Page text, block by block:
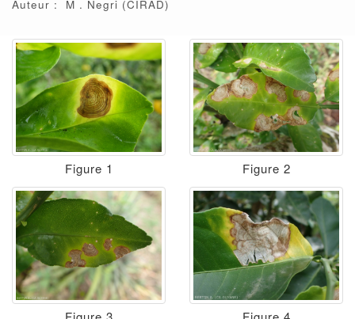
Auteur :
M Negri (CIRAD)
Figure 1 Figure 2